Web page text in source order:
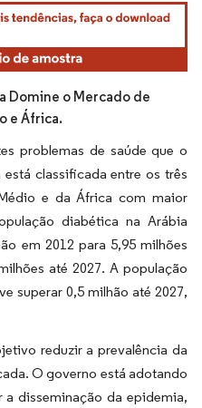
atribuição conforme CC BY 4.0.
Domine o Mercado de
e África.
problemas de saúde que o
classificada entre os três
e da África com maior
diabética na Arábia
em 2012 para 5,95 milhões
até 2027. A população
superar 0,5 milhão até 2027,
reduzir a prevalência da
O governo está adotando
disseminação da epidemia,